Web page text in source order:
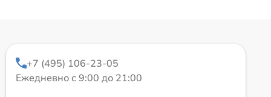
+7 (495) 106-23-05
Ежедневно с 9:00 до 21:00